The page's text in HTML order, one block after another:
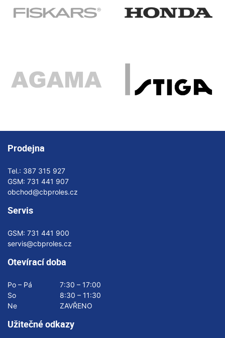
Prodejna
Tel.: 387 315 927
GSM: 731 441 907
obchod@cbproles.cz
Servis
GSM: 731 441 900
servis@cbproles.cz
Otevírací doba
Po – Pá
7:30 – 17:00
So
8:30 – 11:30
Ne
ZAVŘENO
Užitečné odkazy